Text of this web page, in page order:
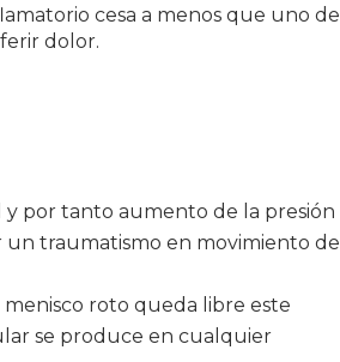
cesa a menos que uno de
dolor.
y por tanto aumento de la presión
un traumatismo en movimiento de
roto queda libre este
se produce en cualquier